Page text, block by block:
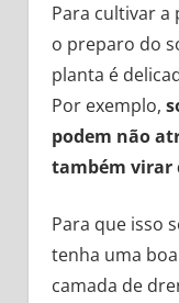
Para cultivar a
o preparo do
planta é
Por exemplo,
podem não
também virar
Para que isso
tenha uma
camada de